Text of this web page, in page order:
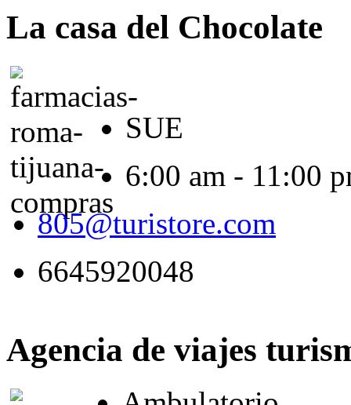
La casa del Chocolate
SUE
6:00 am - 11:00
805@turistore.com
6645920048
Agencia de viajes